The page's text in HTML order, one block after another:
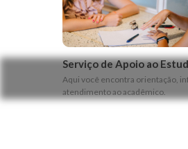
Serviço de Apoio ao
Aqui você encontra orientação,
atendimento ao acadêmico.